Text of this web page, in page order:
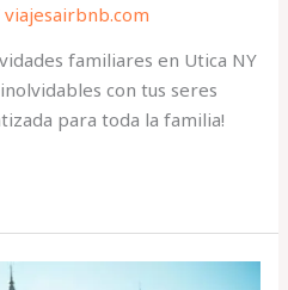
viajesairbnb.com
familiares en Utica NY
con tus seres
para toda la familia!